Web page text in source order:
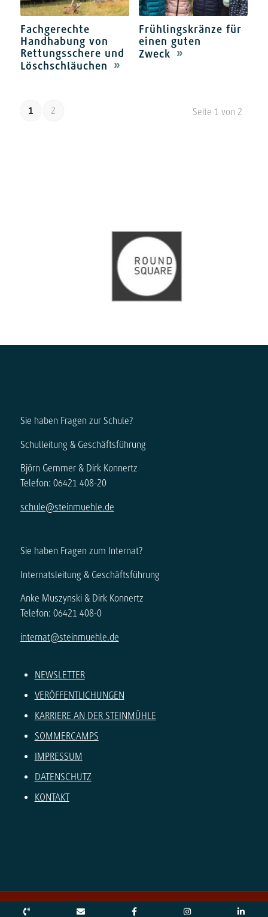
Fachgerechte
Handhabung von
Rettungsschere und
Löschschläuchen
Frühlingskränze für
einen guten
Zweck
Seite 1 von 2
1 2
Sie haben Fragen zur Schule?
Schulleitung & Geschäftsführung
Björn Gemmer & Dirk Konnertz
Telefon: 06421 408-20
schule@steinmuehle.de
Sie haben Fragen zum Internat?
Internatsleitung & Geschäftsführung
Anke Muszynski & Dirk Konnertz
Telefon: 06421 408-0
internat@steinmuehle.de
NEWSLETTER
VERÖFFENTLICHUNGEN
KARRIERE AN DER STEINMÜHLE
SOMMERCAMPS
IMPRESSUM
DATENSCHUTZ
KONTAKT
Erneuern oder ändern Sie Ihre Cookie-Einwilligung